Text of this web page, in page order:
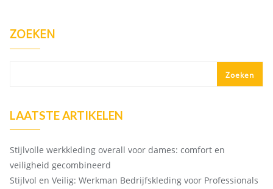
ZOEKEN
Zoeken
LAATSTE ARTIKELEN
Stijlvolle werkkleding overall voor dames: comfort en
veiligheid gecombineerd
Stijlvol en Veilig: Werkman Bedrijfskleding voor Professionals